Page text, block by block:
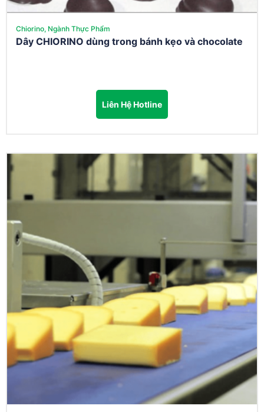
Chiorino, Ngành Thực Phẩm
Dây CHIORINO dùng trong bánh kẹo và chocolate
Liên Hệ Hotline